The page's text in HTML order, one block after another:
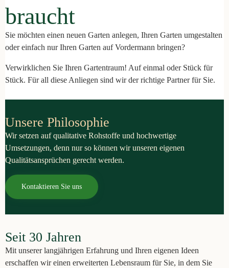
braucht
Sie möchten einen neuen Garten anlegen, Ihren Garten umgestalten
oder einfach nur Ihren Garten auf Vordermann bringen?
Verwirklichen Sie Ihren Gartentraum! Auf einmal oder Stück für
Stück. Für all diese Anliegen sind wir der richtige Partner für Sie.
Unsere Philosophie
Wir setzen auf qualitative Rohstoffe und hochwertige
Umsetzungen, denn nur so können wir unseren eigenen
Qualitätsansprüchen gerecht werden.
Kontaktieren Sie uns
Seit 30 Jahren
Mit unserer langjährigen Erfahrung und Ihren eigenen Ideen
erschaffen wir einen erweiterten Lebensraum für Sie, in dem Sie